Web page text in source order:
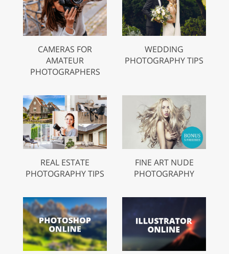
CAMERAS FOR
AMATEUR
PHOTOGRAPHERS
WEDDING
PHOTOGRAPHY TIPS
REAL ESTATE
PHOTOGRAPHY TIPS
FINE ART NUDE
PHOTOGRAPHY